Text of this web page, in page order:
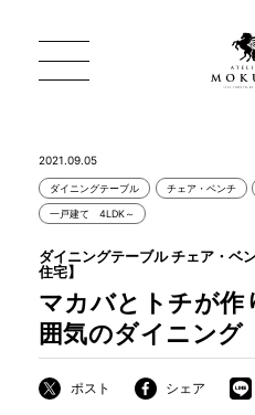
一枚板 ATELIER
2021.09.05
ダイニングテーブル チェア・ベンチ
一戸建て 4LDK～
マカバとトチが作
囲気のダイニング
ダイニングテーブル チェア・
住宅】
ポスト シェア